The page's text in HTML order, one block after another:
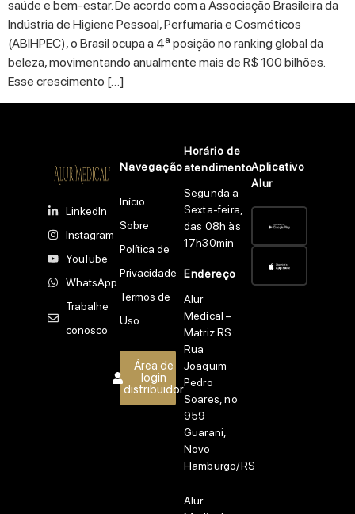
saúde e bem-estar. De acordo com a Associação Brasileira da
Indústria de Higiene Pessoal, Perfumaria e Cosméticos
(ABIHPEC), o Brasil ocupa a 4ª posição no ranking global da
beleza, movimentando anualmente mais de R$ 100 bilhões.
Esse crescimento […]
Navegação
Início
Sobre
Política de
Privacidade
Termos de
Uso
Área de
login
distribuidor
LinkedIn
Instagram
YouTube
WhatsApp
Trabalhe
conosco
Endereço
Alur
Medical –
Matriz RS:
Rua
Joaquim
Pedro
Soares, no
959
Guarani,
Novo
Hamburgo/RS
Alur
Horário de
atendimento
Segunda a
Sexta-feira,
das 08h às
17h30min
Aplicativo
Alur